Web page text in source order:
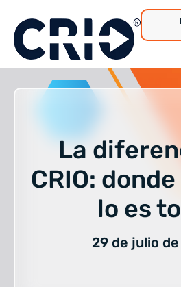
contenido
La
CRIO:
lo es
29 de julio